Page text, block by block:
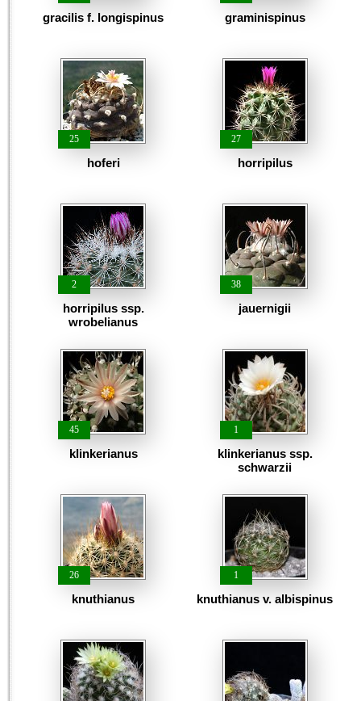
gracilis f. longispinus graminispinus
25
hoferi
27
horripilus
2
horripilus ssp.
wrobelianus
38
jauernigii
45
klinkerianus
1
klinkerianus ssp.
schwarzii
26
knuthianus
1
knuthianus v. albispinus